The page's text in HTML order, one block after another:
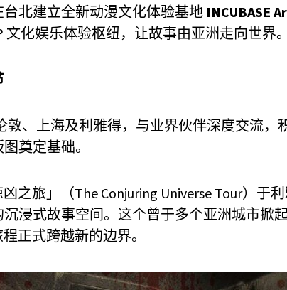
北建立全新动漫文化体验基地 INCUBASE
文化娱乐体验枢纽，让故事由亚洲走向世界。
敦、上海及利雅得，与业界伙伴深度交流，
奠定基础。
之旅」（The Conjuring Universe Tour）于
浸式故事空间。这个曾于多个亚洲城市掀
正式跨越新的边界。